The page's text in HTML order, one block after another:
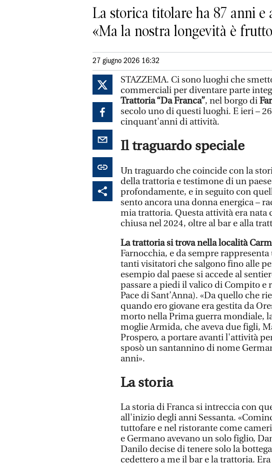
La storica titolare ha 87 anni
«Ma la nostra longevità è
27 giugno 2026 16:32
STAZZEMA. Ci sono luoghi che
commerciali per diventare parte
Trattoria “Da Franca”, nel borgo di
secolo uno di questi luoghi. E ieri –
cinquant'anni di attività.
Il traguardo speciale
Un traguardo che coincide con la
della trattoria e testimone di un
profondamente, e in seguito con
sento ancora una donna energica –
mia trattoria. Questa attività era nata
chiusa nel 2024, oltre al bar e alla
La trattoria si trova nella località
Farnocchia, e da sempre
tanti visitatori che salgono fino alle
esempio dal paese si accede al
passare a piedi il valico di Compito e
Pace di Sant’Anna). «Da quello che
quando ero giovane era gestita da
morto nella Prima guerra mondiale,
moglie Armida, che aveva due figli,
Prospero, a portare avanti l'attività
sposò un santannino di nome
anni».
La storia
La storia di Franca si intreccia con
all'inizio degli anni Sessanta.
tuttofare e nel ristorante come
e Germano avevano un solo figlio,
Danilo decise di tenere solo la
cedettero a me il bar e la trattoria.